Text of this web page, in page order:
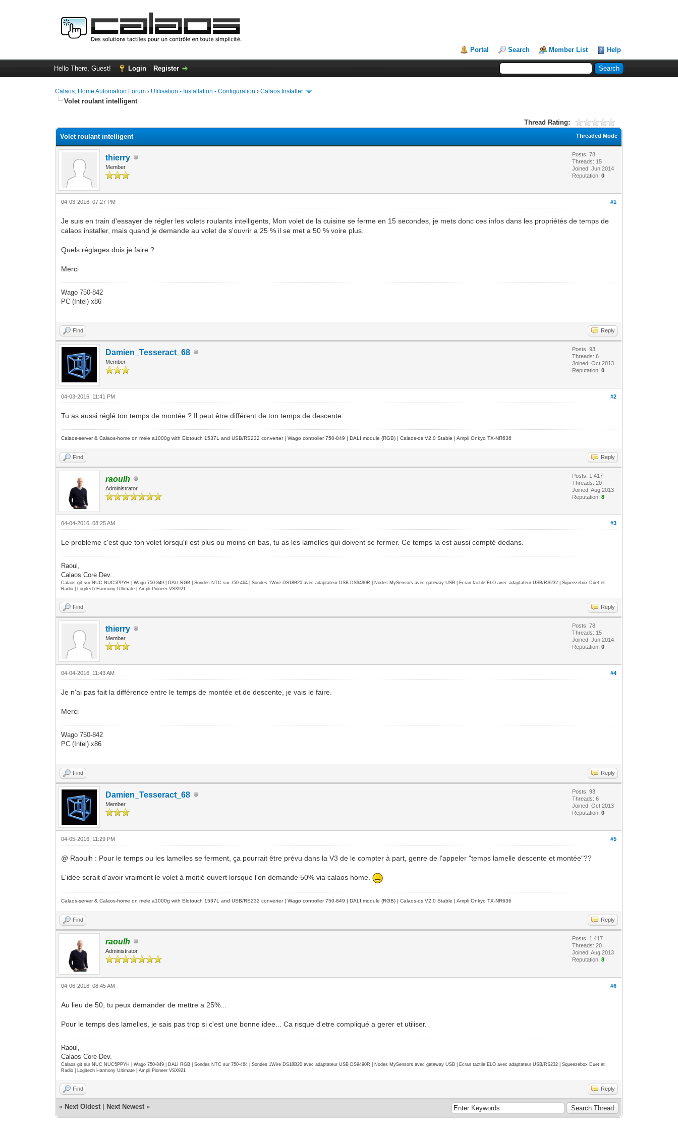
Portal Search Member List Help
Hello There, Guest! Login Register
Calaos, Home Automation Forum › Utilisation - Installation - Configuration ›Calaos Installer
Volet roulant intelligent
Thread Rating:
Threaded Mode
Volet roulant intelligent
thierry
Member
Posts: 78
Threads: 15
Joined: Jun 2014
Reputation:0
#1
04-03-2016, 07:27 PM
Je suis en train d'essayer de régler les volets roulants intelligents, Mon volet de la cuisine se ferme en 15 secondes, je mets donc ces infos dans les propriétés de temps de
calaos installer, mais quand je demande au volet de s'ouvrir a 25 % il se met a 50 % voire plus.
Quels réglages dois je faire ?
Merci
Wago 750-842
PC (Intel) x86
Find Reply
Damien_Tesseract_68
Member
Posts: 93
Threads: 6
Joined: Oct 2013
Reputation:0
#2
04-03-2016, 11:41 PM
Tu as aussi réglé ton temps de montée ? Il peut être différent de ton temps de descente.
Calaos-server & Calaos-home on mele a1000g with Elotouch 1537L and USB/RS232 converter | Wago controller 750-849 | DALI module (RGB) | Calaos-os V2.0 Stable | Ampli Onkyo TX-NR636
Find Reply
raoulh
Administrator
Posts: 1,417
Threads: 20
Joined: Aug 2013
Reputation:8
#3
04-04-2016, 08:25 AM
Le probleme c'est que ton volet lorsqu'il est plus ou moins en bas, tu as les lamelles qui doivent se fermer. Ce temps la est aussi compté dedans.
Raoul,
Calaos Core Dev.
Calaos git sur NUC NUC5PPYH | Wago 750-849 | DALI RGB | Sondes NTC sur 750-464 | Sondes 1Wire DS18B20 avec adaptateur USB DS9490R | Nodes MySensors avec gateway USB | Ecran tactile ELO avec adaptateur USB/RS232 | Squeezebox Duet et
Radio | Logitech Harmony Ultimate | Ampli Pioneer VSX921
Find Reply
thierry
Member
Posts: 78
Threads: 15
Joined: Jun 2014
Reputation:0
#4
04-04-2016, 11:43 AM
Je n'ai pas fait la différence entre le temps de montée et de descente, je vais le faire.
Merci
Wago 750-842
PC (Intel) x86
Find Reply
Damien_Tesseract_68
Member
Posts: 93
Threads: 6
Joined: Oct 2013
Reputation:0
#5
04-05-2016, 11:29 PM
@ Raoulh : Pour le temps ou les lamelles se ferment, ça pourrait être prévu dans la V3 de le compter à part, genre de l'appeler "temps lamelle descente et montée"??
L'idée serait d'avoir vraiment le volet à moitié ouvert lorsque l'on demande 50% via calaos home.
Calaos-server & Calaos-home on mele a1000g with Elotouch 1537L and USB/RS232 converter | Wago controller 750-849 | DALI module (RGB) | Calaos-os V2.0 Stable | Ampli Onkyo TX-NR636
Find Reply
raoulh
Administrator
Posts: 1,417
Threads: 20
Joined: Aug 2013
Reputation:8
#6
04-06-2016, 08:45 AM
Au lieu de 50, tu peux demander de mettre a 25%...
Pour le temps des lamelles, je sais pas trop si c'est une bonne idee... Ca risque d'etre compliqué a gerer et utiliser.
Raoul,
Calaos Core Dev.
Calaos git sur NUC NUC5PPYH | Wago 750-849 | DALI RGB | Sondes NTC sur 750-464 | Sondes 1Wire DS18B20 avec adaptateur USB DS9490R | Nodes MySensors avec gateway USB | Ecran tactile ELO avec adaptateur USB/RS232 | Squeezebox Duet et
Radio | Logitech Harmony Ultimate | Ampli Pioneer VSX921
Find Reply
« Next Oldest Next Newest »